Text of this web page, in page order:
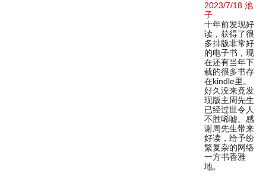
2023/7/18 池
子
十年前发现好
读，获得了很
多排版非常好
的电子书，现
在还有当年下
载的很多书存
在kindle里。
好久没来竟发
现版主周先生
已经过世令人
不胜唏嘘。感
谢周先生带来
好读，给予纷
繁复杂的网络
一方书香雅
地。